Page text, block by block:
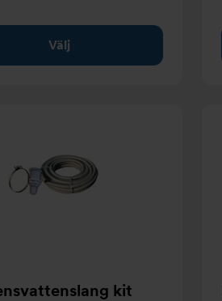
Välj
kit